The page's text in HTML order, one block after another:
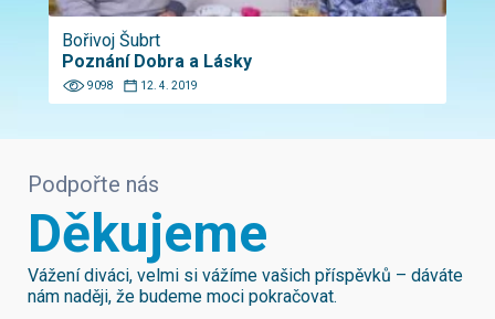
Bořivoj Šubrt
Poznání Dobra a Lásky
9098 12. 4. 2019
Podpořte nás
Děkujeme
Vážení diváci, velmi si vážíme vašich příspěvků – dáváte
nám naději, že budeme moci pokračovat.